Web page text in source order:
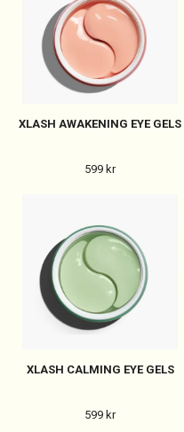
XLASH AWAKENING EYE GELS
599 kr
XLASH CALMING EYE GELS
599 kr